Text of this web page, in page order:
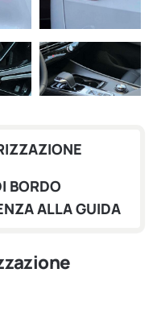
BORDO
ALLA GUIDA